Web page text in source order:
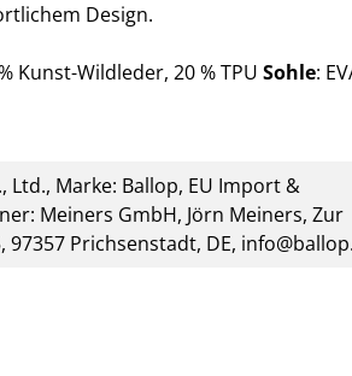
Design.
Kunst-Wildleder, 20 %TPU Sohle:
Ltd., Marke: Ballop, EU Import &
Meiners GmbH, Jörn Meiners, Zur
97357 Prichsenstadt, DE,